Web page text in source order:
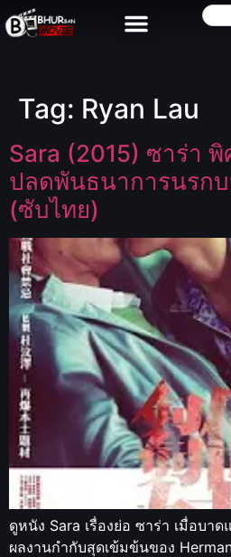
Tag: Ryan Lau
Sara (2015) ซาร่า
ปลดพันธนาการนรก
(ซับไทย)
ดูหนัง Sara เรื่องย่อ ซาร่า เมื่อบา
ผลงานกำกับสุดเข้มข้นของ